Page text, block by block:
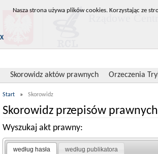
Skorowidz aktów prawnych Orzeczenia
Start » Skorowidz
Skorowidz przepisów
Wyszukaj akt prawny:
według hasła według publikatora
Nasza strona używa plików cookies. Korzystając ze
X